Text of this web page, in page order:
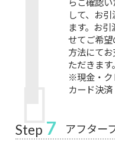
して、お
ます。お
せてご希
方法にて
ただきます。
※現金・ク
カード決
Step 7 アフター